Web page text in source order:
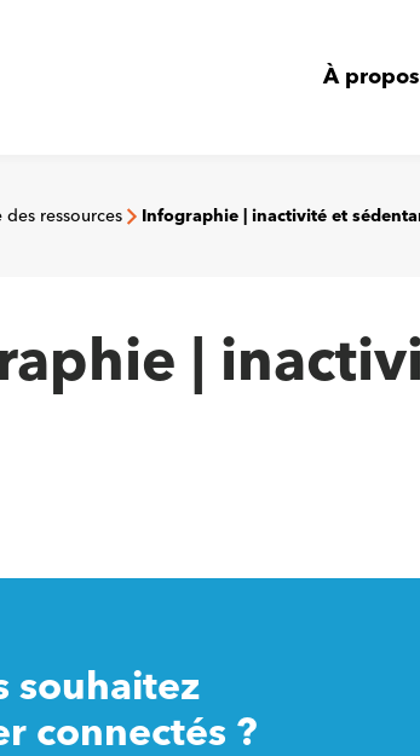
À propos
ressources Infographie | inactivité et
|
souhaitez
connectés ?